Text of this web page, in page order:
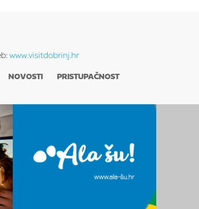
www.visitdobrinj.hr
NOVOSTI PRISTUPAČNOST